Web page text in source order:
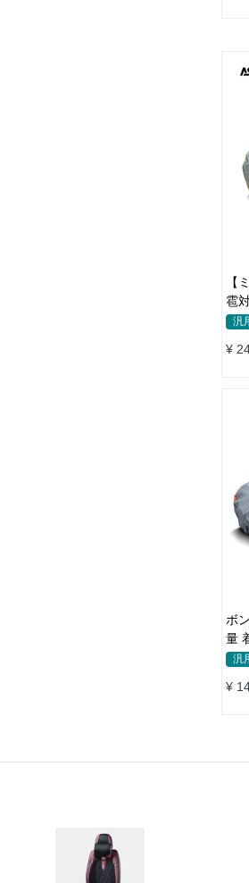
【
雹
策汎
¥
ボンネ
量
四汎
¥